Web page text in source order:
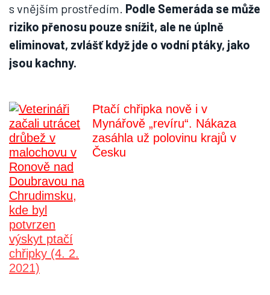
s vnějším prostředím. Podle Semeráda se může
riziko přenosu pouze snížit, ale ne úplně
eliminovat, zvlášť když jde o vodní ptáky, jako
jsou kachny.
Ptačí chřipka nově i v
Mynářově „revíru“. Nákaza
zasáhla už polovinu krajů v
Česku